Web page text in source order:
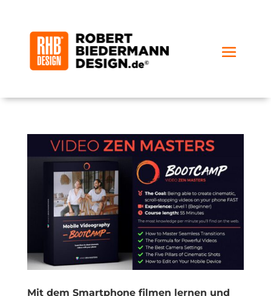
Mit dem Smartphone filmen lernen und